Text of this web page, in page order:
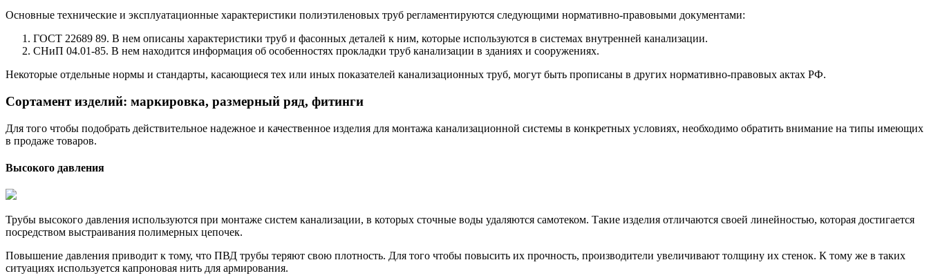
Основные технические и эксплуатационные характеристики полиэтиленовых труб регламентируются следующими нормативно-правовыми документами:
ГОСТ 22689 89. В нем описаны характеристики труб и фасонных деталей к ним, которые используются в системах внутренней канализации.
СНиП 04.01-85. В нем находится информация об особенностях прокладки труб канализации в зданиях и сооружениях.
Некоторые отдельные нормы и стандарты, касающиеся тех или иных показателей канализационных труб, могут быть прописаны в других нормативно-правовых актах РФ.
Сортамент изделий: маркировка, размерный ряд, фитинги
Для того чтобы подобрать действительное надежное и качественное изделия для монтажа канализационной системы в конкретных условиях, необходимо обратить внимание на типы имеющих
в продаже товаров.
Высокого давления
Трубы высокого давления используются при монтаже систем канализации, в которых сточные воды удаляются самотеком. Такие изделия отличаются своей линейностью, которая достигается
посредством выстраивания полимерных цепочек.
Повышение давления приводит к тому, что ПВД трубы теряют свою плотность. Для того чтобы повысить их прочность, производители увеличивают толщину их стенок. К тому же в таких
ситуациях используется капроновая нить для армирования.